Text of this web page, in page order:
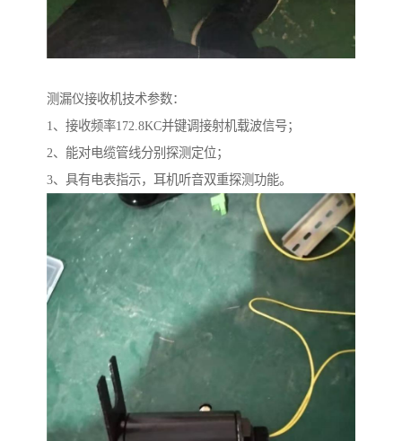
测漏仪接收机技术参数：
1、接收频率172.8KC并键调接射机载波信号；
2、能对电缆管线分别探测定位；
3、具有电表指示，耳机听音双重探测功能。